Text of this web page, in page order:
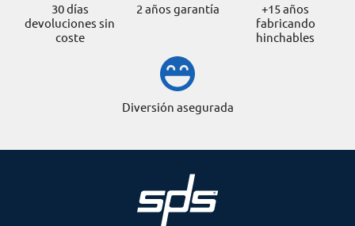
30 días
devoluciones sin
coste
2 años garantía
+15 años
fabricando
hinchables
Diversión asegurada